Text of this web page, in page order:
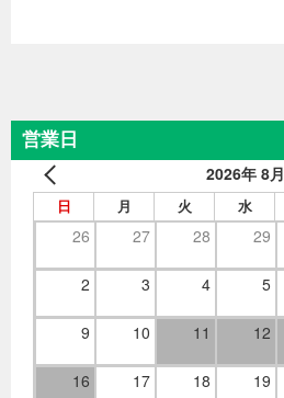
営業日
2026年 8月
日 月 火 水
26 27 28 29
2 3 4 5
9 10 11 12
16 17 18 19